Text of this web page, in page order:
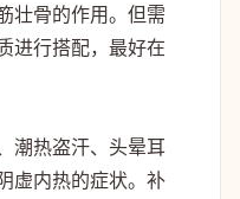
壮骨的作用。但需
进行搭配，最好在
潮热盗汗、头晕耳
虚内热的症状。补